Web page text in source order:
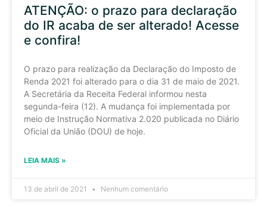
ATENÇÃO: o prazo para declaração
do IR acaba de ser alterado! Acesse
e confira!
O prazo para realização da Declaração do Imposto de
Renda 2021 foi alterado para o dia 31 de maio de 2021.
A Secretária da Receita Federal informou nesta
segunda-feira (12). A mudança foi implementada por
meio de Instrução Normativa 2.020 publicada no Diário
Oficial da União (DOU) de hoje.
LEIA MAIS »
13 de abril de 2021 Nenhum comentário